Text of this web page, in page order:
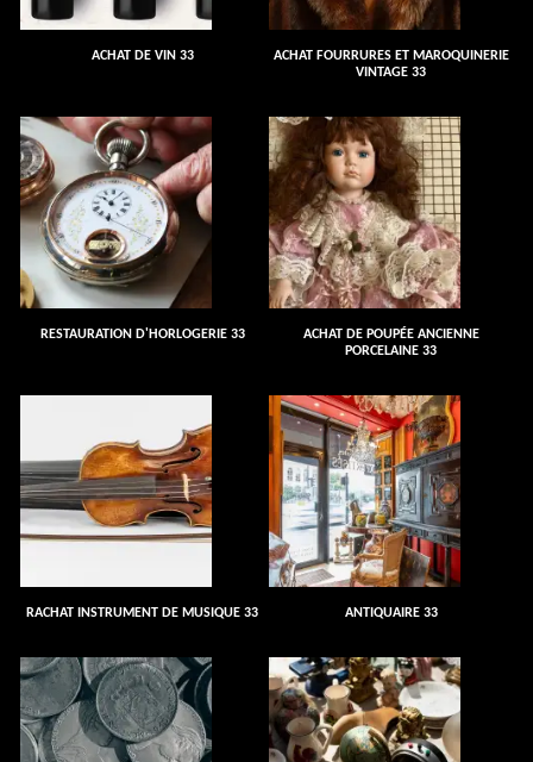
ACHAT DE VIN 33
ACHAT FOURRURES ET MAROQUINERIE
VINTAGE 33
RESTAURATION D'HORLOGERIE 33
ACHAT DE POUPÉE ANCIENNE
PORCELAINE 33
RACHAT INSTRUMENT DE MUSIQUE 33 ANTIQUAIRE 33